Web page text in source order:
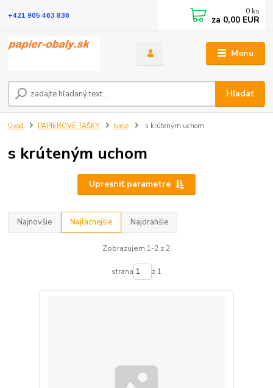
Menu
Hľadať
+421 905 463 836 0 ks
za 0,00 EUR
Úvod PAPIEROVÉ TAŠKY biele s krúteným uchom
s krúteným uchom
Upresniť parametre
Najnovšie Najlacnejšie Najdrahšie
Zobrazujem 1-2 z 2
strana z 1